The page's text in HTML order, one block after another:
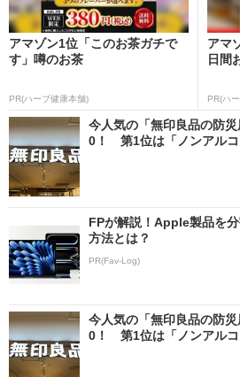
アマゾン1位「このお茶ガチで
す」噂のお茶
PR(ハーブ健康本舗)
アマ
日間
PR(ハ
今人気の「無印良品の防
0！ 第1位は「ノンアル
FPが解説！Apple製品を
方法とは？
PR(Fav-Log)
今人気の「無印良品の防
0！ 第1位は「ノンアル